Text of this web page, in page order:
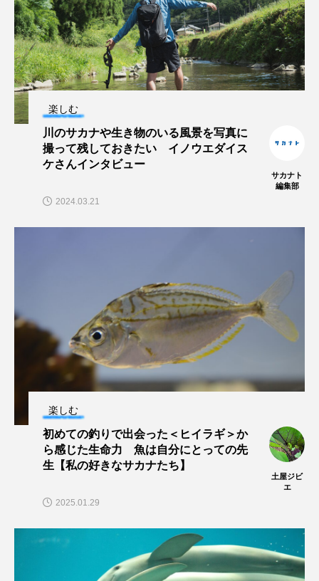
マテガイ ミカヅキノエボシ
ミナミギンガメアジ ミナミヌマエビ
ミナミハタンポ ミナミメダカ
ミンククジラ
メカジキ メガロドン メギス
ヤコウガイ ヤゴ
ヤッコ ヤドカリ ヤマトシマドジョウ
ヤマトヌマエビ ヤマメ ヤミヨキセワタ
ユウレイクラゲ ユカタハタ
ユメタチモドキ
ヨツメウオ ラブカ ラムサール条約
ワレカラ
楽しむ
川のサカナや生き物のいる風景を写真に
撮って残しておきたい イノウエダイス
ケさんインタビュー
サカナト
編集部
2024.03.21
楽しむ
初めての釣りで出会った＜ヒイラギ＞か
ら感じた生命力 魚は自分にとっての先
生【私の好きなサカナたち】
土屋ジビ
エ
2025.01.29